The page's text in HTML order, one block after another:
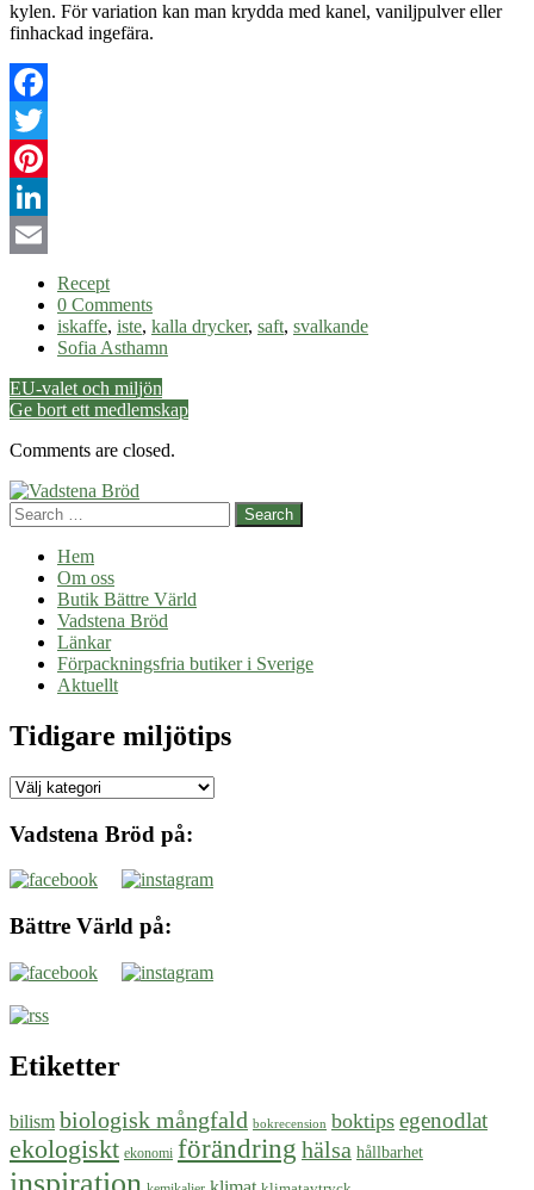
kylen. För variation kan man krydda med kanel, vaniljpulver eller
finhackad ingefära.
Facebook
Twitter
Pinterest
LinkedIn
Recept
0 Comments
iskaffe, iste, kalla drycker, saft, svalkande
Sofia Asthamn
Post
navigation
EU-valet och miljön
Ge bort ett medlemskap
Comments are closed.
Search
Hem
Om oss
Butik Bättre Värld
Vadstena Bröd
Länkar
Förpackningsfria butiker i Sverige
Aktuellt
Tidigare miljötips
Tidigare
Vadstena Bröd på:
Bättre Värld på:
Etiketter
bilism biologisk mångfald bokrecension boktips egenodlat
ekologiskt ekonomi förändring hälsa hållbarhet
inspiration